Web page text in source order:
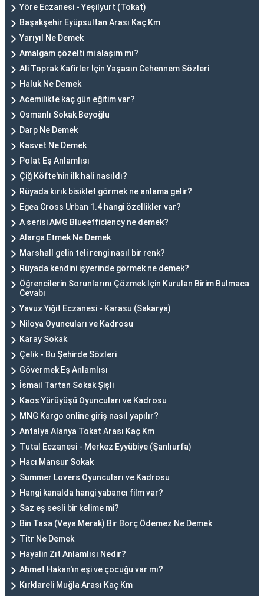
Yöre Eczanesi - Yeşilyurt (Tokat)
Başakşehir Eyüpsultan Arası Kaç Km
Yarıyıl Ne Demek
Amalgam çözelti mi alaşım mı?
Ali Toprak Kafirler İçin Yaşasın Cehennem Sözleri
Haluk Ne Demek
Acemilikte kaç gün eğitim var?
Osmanlı Sokak Beyoğlu
Darp Ne Demek
Kasvet Ne Demek
Polat Eş Anlamlısı
Çiğ Köfte'nin ilk hali nasıldı?
Rüyada kırık bisiklet görmek ne anlama gelir?
Egea Cross Urban 1.4 hangi özellikler var?
A serisi AMG Blueefficiency ne demek?
Alarga Etmek Ne Demek
Marshall gelin teli rengi nasıl bir renk?
Rüyada kendini işyerinde görmek ne demek?
Öğrencilerin Sorunlarını Çözmek Için Kurulan Birim Bulmaca
Cevabı
Yavuz Yiğit Eczanesi - Karasu (Sakarya)
Niloya Oyuncuları ve Kadrosu
Karay Sokak
Çelik - Bu Şehirde Sözleri
Gövermek Eş Anlamlısı
İsmail Tartan Sokak Şişli
Kaos Yürüyüşü Oyuncuları ve Kadrosu
MNG Kargo online giriş nasıl yapılır?
Antalya Alanya Tokat Arası Kaç Km
Tutal Eczanesi - Merkez Eyyübiye (Şanlıurfa)
Hacı Mansur Sokak
Summer Lovers Oyuncuları ve Kadrosu
Hangi kanalda hangi yabancı film var?
Saz eş sesli bir kelime mi?
Bin Tasa (Veya Merak) Bir Borç Ödemez Ne Demek
Titr Ne Demek
Hayalin Zıt Anlamlısı Nedir?
Ahmet Hakan'ın eşi ve çocuğu var mı?
Kırklareli Muğla Arası Kaç Km